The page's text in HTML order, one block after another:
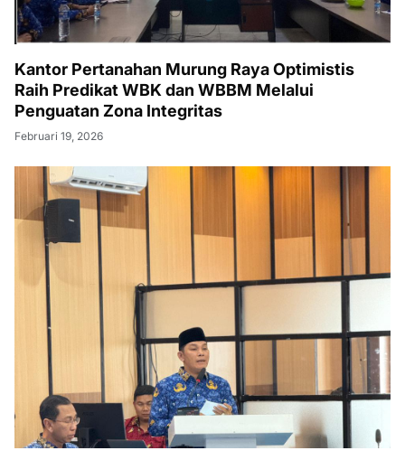
Kantor Pertanahan Murung Raya Optimistis
Raih Predikat WBK dan WBBM Melalui
Penguatan Zona Integritas
Februari 19, 2026